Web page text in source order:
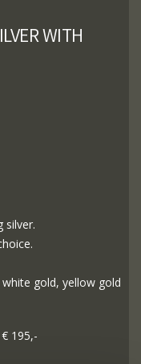
WITH
silver.
gold, yellow gold
€ 195,-